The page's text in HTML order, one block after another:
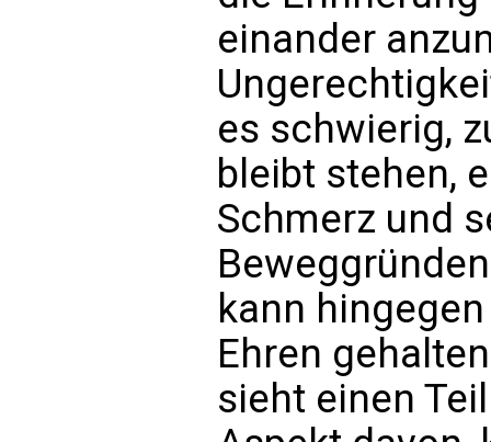
einander
es schwierig,
bleibt stehen,
Schmerz und
kann
Ehren
sieht einen